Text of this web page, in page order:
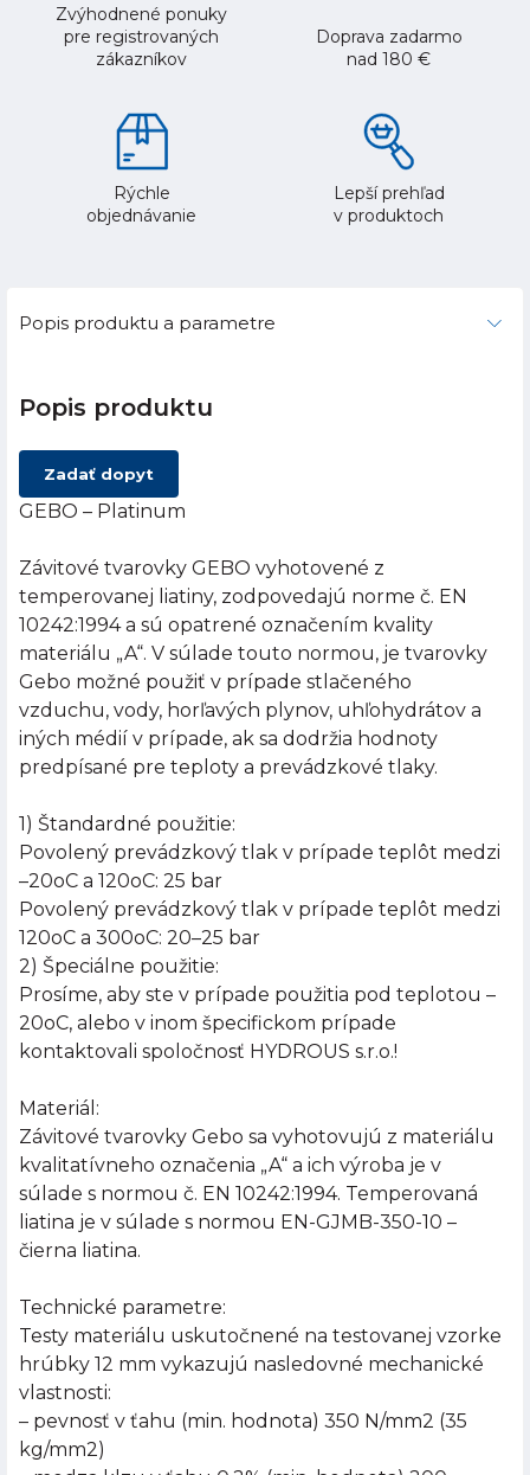
Zvýhodnené ponuky
pre registrovaných
zákazníkov
Doprava zadarmo
nad 180 €
Rýchle
objednávanie
Lepší prehľad
v produktoch
Popis produktu a parametre
Popis produktu
Zadať dopyt
GEBO – Platinum
Závitové tvarovky GEBO vyhotovené z
temperovanej liatiny, zodpovedajú norme č. EN
10242:1994 a sú opatrené označením kvality
materiálu „A“. V súlade touto normou, je tvarovky
Gebo možné použiť v prípade stlačeného
vzduchu, vody, horľavých plynov, uhľohydrátov a
iných médií v prípade, ak sa dodržia hodnoty
predpísané pre teploty a prevádzkové tlaky.
1) Štandardné použitie:
Povolený prevádzkový tlak v prípade teplôt medzi
–20oC a 120oC: 25 bar
Povolený prevádzkový tlak v prípade teplôt medzi
120oC a 300oC: 20–25 bar
2) Špeciálne použitie:
Prosíme, aby ste v prípade použitia pod teplotou –
20oC, alebo v inom špecifickom prípade
kontaktovali spoločnosť HYDROUS s.r.o.!
Materiál:
Závitové tvarovky Gebo sa vyhotovujú z materiálu
kvalitatívneho označenia „A“ a ich výroba je v
súlade s normou č. EN 10242:1994. Temperovaná
liatina je v súlade s normou EN-GJMB-350-10 –
čierna liatina.
Technické parametre:
Testy materiálu uskutočnené na testovanej vzorke
hrúbky 12 mm vykazujú nasledovné mechanické
vlastnosti:
– pevnosť v ťahu (min. hodnota) 350 N/mm2 (35
kg/mm2)